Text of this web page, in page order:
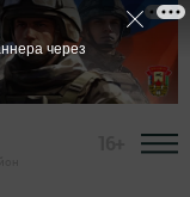
через